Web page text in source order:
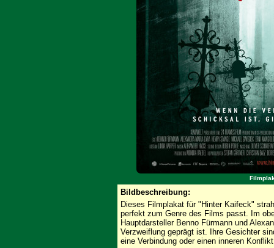
Bildbeschreibung:
Dieses Filmplakat für "Hinter Kaifeck"
perfekt zum Genre des Films passt. Im
Hauptdarsteller Benno Fürmann und
Verzweiflung geprägt ist. Ihre Gesichter
eine Verbindung oder einen inneren